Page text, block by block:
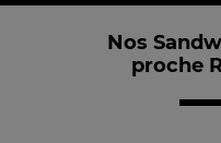
Nos
proche